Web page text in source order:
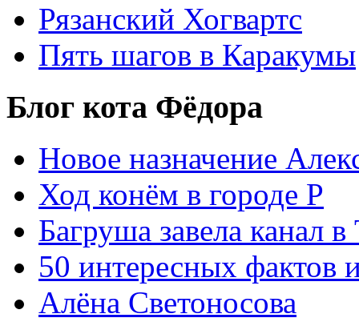
Рязанский Хогвартс
Пять шагов в Каракумы
Блог кота Фёдора
Новое назначение
Ход конём в городе Р
Багруша завела канал в
50 интересных фактов
Алёна Светоносова